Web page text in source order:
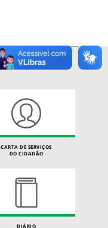
CARTA DE SERVIÇOS
DO CIDADÃO
DIÁRIO